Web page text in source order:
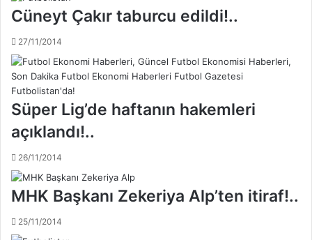
s
a
ı
ş
t
a
F
e
n
e
r
a
ç
i
n
K
a
d
ı
ö
y
'
d
e
e
Cüneyt Çakır taburcu edildi!..
27/11/2014
Süper Lig’de haftanın hakemleri
açıklandı!..
26/11/2014
MHK Başkanı Zekeriya Alp’ten itiraf!..
25/11/2014